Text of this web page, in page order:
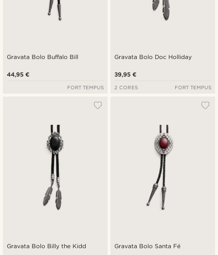
Gravata Bolo Buffalo Bill
44,95 €
FORT TEMPUS
Gravata Bolo Doc Holliday
39,95 €
2 CORES FORT TEMPUS
Gravata Bolo Billy the Kidd Gravata Bolo Santa Fé